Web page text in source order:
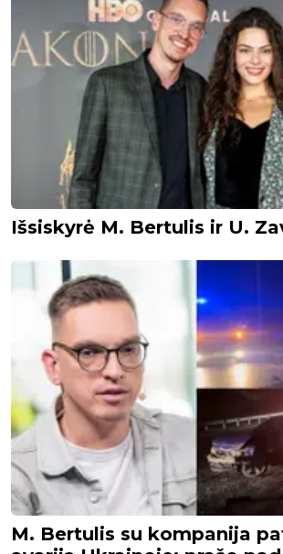
Išsiskyrė M. Bertulis ir U.
M. Bertulis su kompanija